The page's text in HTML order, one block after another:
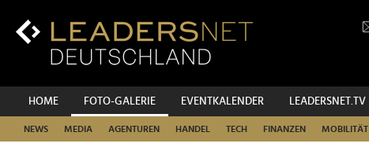
Inhalt
Hauptnavigation
HOME FOTO-GALERIE EVENTKALENDER LEADERSNET.TV
NEWS MEDIA AGENTUREN HANDEL TECH FINANZEN MOBILITÄT